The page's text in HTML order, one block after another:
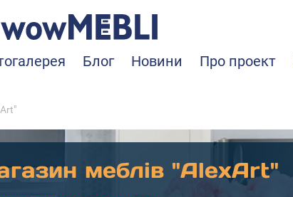
Блог Новини Про проект
меблів "AlexArt"